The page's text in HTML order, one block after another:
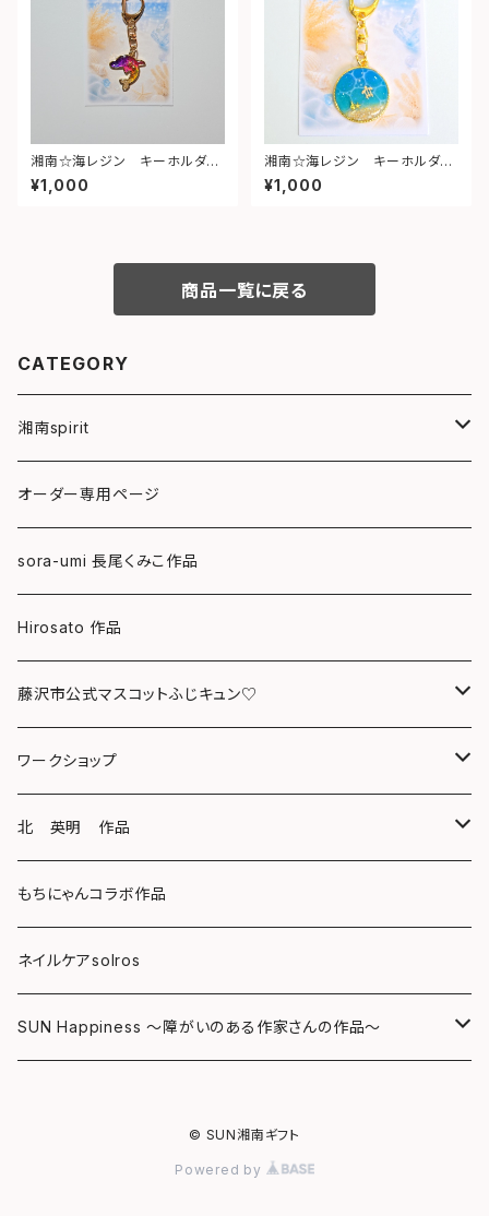
湘南☆海レジン キーホルダー
（イルカ・ゆめかわ）⑤
¥1,000
湘南☆海レジン キーホルダー
（丸型）➁
¥1,000
商品一覧に戻る
CATEGORY
湘南spirit
ポストカード
グリーティングカード
クリアファイル
マグカップ
スマホケース
キーホルダー
バッグ
Tシャツ
ミラー
オーダー専用ページ
sora-umi 長尾くみこ作品
Hirosato 作品
藤沢市公式マスコットふじキュン♡
クリアファイル
ボールペン
キーホルダー
マグネット
シール
ワークショップ
海レジンアートボード
レジンチャーム
サンキャッチャー
北 英明 作品
ポストカード
もちにゃんコラボ作品
ネイルケアsolros
SUN Happiness ～障がいのある作家さんの作品～
© SUN湘南ギフト
Powered by